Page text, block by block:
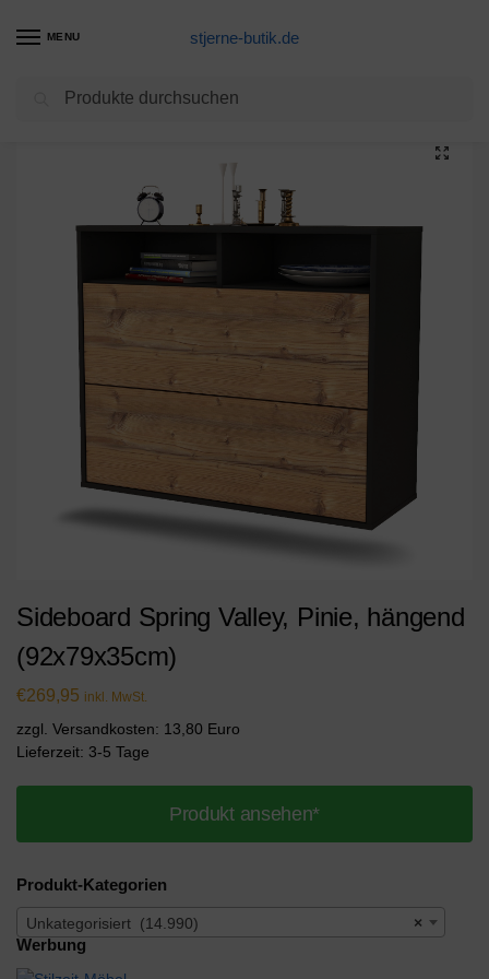
MENU stjerne-butik.de
Unkategorisiert / Sideboard Spring Valley, Pinie, hängend (92x79x35cm)
Sideboard Spring Valley, Pinie, hängend
(92x79x35cm)
€269,95 inkl. MwSt.
zzgl. Versandkosten: 13,80 Euro
Lieferzeit: 3-5 Tage
Produkt ansehen*
Produkt-Kategorien
×
Unkategorisiert (14.990)
Werbung